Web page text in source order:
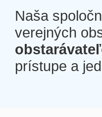
Naša
verejných
prístupe a